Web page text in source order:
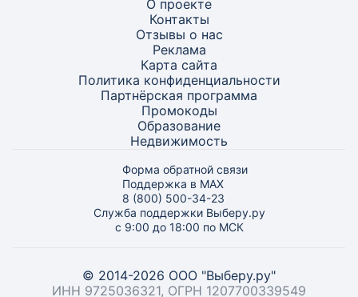
О проекте
Контакты
Отзывы о нас
Реклама
Карта сайта
Политика конфиденциальности
Партнёрская программа
Промокоды
Образование
Недвижимость
Форма обратной связи
Поддержка в MAX
8 (800) 500-34-23
Служба поддержки Выберу.ру
с 9:00 до 18:00 по МСК
© 2014-2026 ООО "Выберу.ру"
ИНН 9725036321, ОГРН 1207700339549